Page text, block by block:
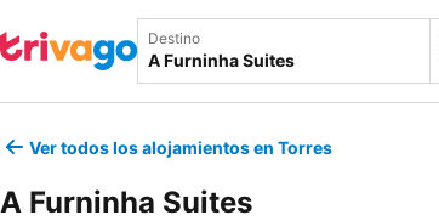
Destino
Ver todos los alojamientos en Torres
A Furninha Suites